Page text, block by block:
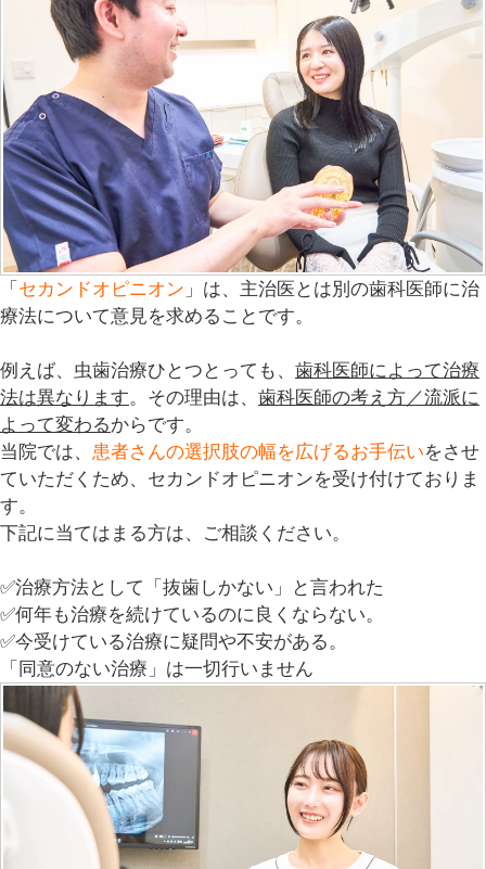
「 セカンドオピニオン 」は、主治医とは別の歯科医師に治
療法について意見を求めることです。
例えば、虫歯治療ひとつとっても、 歯科医師によって治療
法は異なります。その理由は、 歯科医師の考え方／流派に
よって変わるからです。
当院では、 患者さんの選択肢の幅を広げるお手伝いをさせ
ていただくため、セカンドオピニオンを受け付けておりま
す。
下記に当てはまる方は、ご相談ください。
✅治療方法として「抜歯しかない」と言われた
✅何年も治療を続けているのに良くならない。
✅今受けている治療に疑問や不安がある。
「同意のない治療」は一切行いません